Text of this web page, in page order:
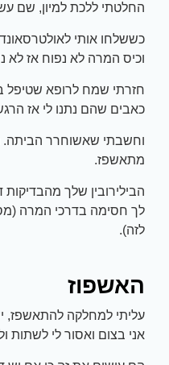
החלטתי ללכת למיון, שם
כששלחו אותי
וכיס המרה לא נפוח אז לא
חזרתי שמח לרופא שטיפל
כאבים שהם נתנו לי אז
וחשבתי שאשוחרר הביתה.
מתאשפז.
הבילירובין שלך
לך חסימה בדרכי המרה
לזה).
האשפוז
עליתי למחלקה להתאשפז,
אני בצום ואסור לי לשתות